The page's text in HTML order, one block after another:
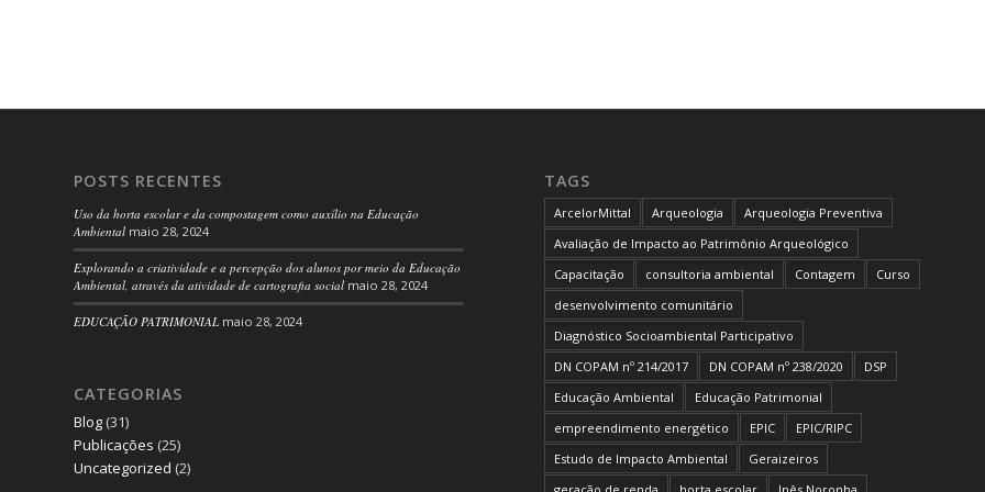
POSTS RECENTES
Uso da horta escolar e da compostagem como auxílio na Educação
Ambiental maio 28, 2024
Explorando a criatividade e a percepção dos alunos por meio da Educação
Ambiental, através da atividade de cartografia social maio 28, 2024
EDUCAÇÃO PATRIMONIAL maio 28, 2024
CATEGORIAS
Blog (31)
Publicações (25)
Uncategorized (2)
TAGS
ArcelorMittal Arqueologia
Arqueologia Preventiva
Avaliação de Impacto ao Patrimônio Arqueológico
Capacitação
consultoria ambiental Contagem
Curso
desenvolvimento comunitário
Diagnóstico Socioambiental Participativo
DN COPAM nº 214/2017
DN COPAM nº 238/2020
DSP
Educação Ambiental
Educação Patrimonial
empreendimento energético
EPIC
EPIC/RIPC
Estudo de Impacto Ambiental
Geraizeiros